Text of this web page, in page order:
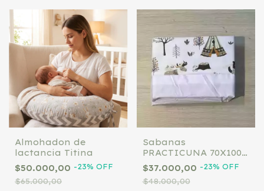
Almohadon de
lactancia Titina
$50.000,00 -23% OFF
$65.000,00
Sabanas
PRACTICUNA 70X100
(Consultar por
whatsapp los
diseños)
$37.000,00 -23% OFF
$48.000,00